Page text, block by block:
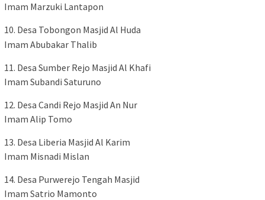
Imam Marzuki Lantapon
10. Desa Tobongon Masjid Al Huda
Imam Abubakar Thalib
11. Desa Sumber Rejo Masjid Al Khafi
Imam Subandi Saturuno
12. Desa Candi Rejo Masjid An Nur
Imam Alip Tomo
13. Desa Liberia Masjid Al Karim
Imam Misnadi Mislan
14. Desa Purwerejo Tengah Masjid
Imam Satrio Mamonto